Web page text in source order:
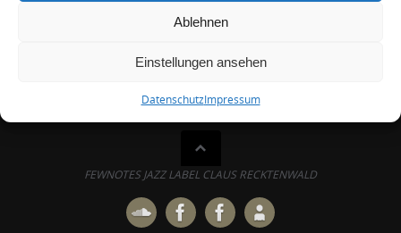
Ablehnen
Einstellungen ansehen
DatenschutzImpressum
FEWNOTES JAZZ LABEL CLAUS RECKTENWALD